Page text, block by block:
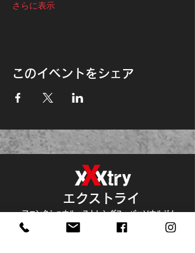
さらに表示
このイベントをシェア
エクストライ
ファンクショナル・ストレングス・パーソナルジム